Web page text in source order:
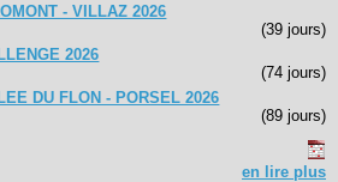
- VILLAZ 2026
(39 jours)
2026
(74 jours)
DU FLON - PORSEL 2026
(89 jours)
en lire plus